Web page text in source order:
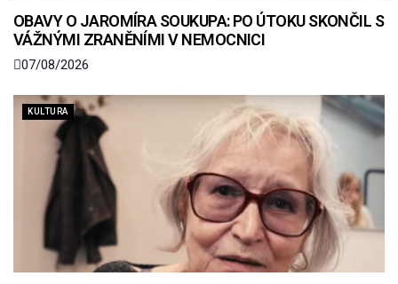
OBAVY O JAROMÍRA SOUKUPA: PO ÚTOKU SKONČIL S
VÁŽNÝMI ZRANĚNÍMI V NEMOCNICI
07/08/2026
KULTURA